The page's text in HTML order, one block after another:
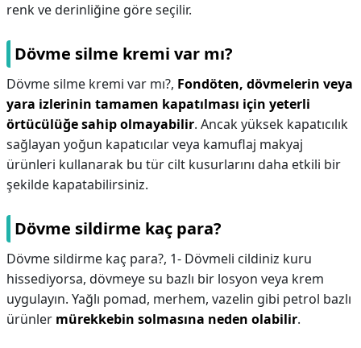
renk ve derinliğine göre seçilir.
Dövme silme kremi var mı?
Dövme silme kremi var mı?, Fondöten, dövmelerin veya
yara izlerinin tamamen kapatılması için yeterli
örtücülüğe sahip olmayabilir. Ancak yüksek kapatıcılık
sağlayan yoğun kapatıcılar veya kamuflaj makyaj
ürünleri kullanarak bu tür cilt kusurlarını daha etkili bir
şekilde kapatabilirsiniz.
Dövme sildirme kaç para?
Dövme sildirme kaç para?, 1- Dövmeli cildiniz kuru
hissediyorsa, dövmeye su bazlı bir losyon veya krem ​​
uygulayın. Yağlı pomad, merhem, vazelin gibi petrol bazlı
ürünler mürekkebin solmasına neden olabilir.